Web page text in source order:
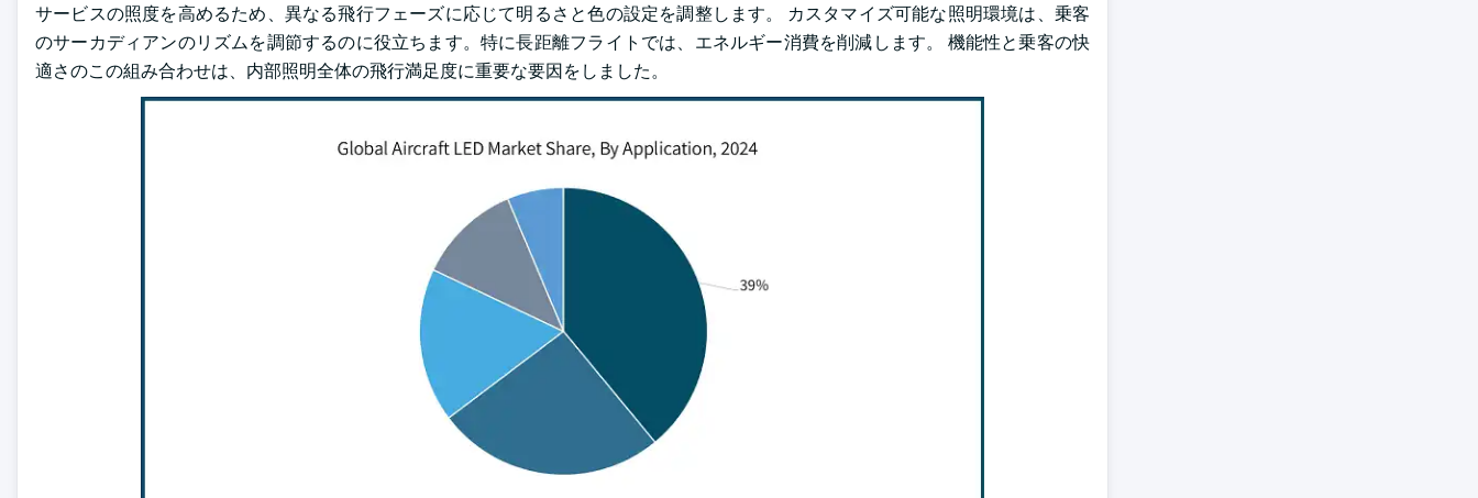
サービスの照度を高めるため、異なる飛行フェーズに応じて明るさと色の設定を調整します。 カスタマイズ可能な照明環境は、乗客
のサーカディアンのリズムを調節するのに役立ちます。特に長距離フライトでは、エネルギー消費を削減します。 機能性と乗客の快
適さのこの組み合わせは、内部照明全体の飛行満足度に重要な要因をしました。